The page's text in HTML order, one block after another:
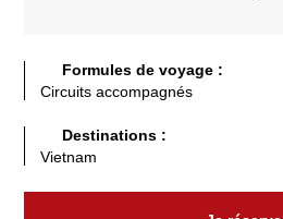
Formules de voyage :
Circuits accompagnés
Destinations :
Vietnam